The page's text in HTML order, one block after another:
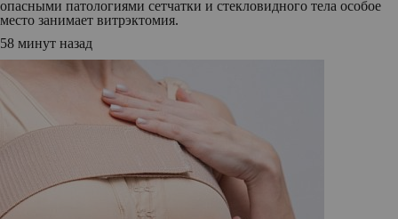
опасными патологиями сетчатки и стекловидного тела особое
место занимает витрэктомия.
58 минут назад